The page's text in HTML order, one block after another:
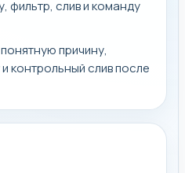
фильтр, слив и команду
причину,
контрольный слив после